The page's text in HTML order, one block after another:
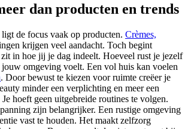
dan producten en trends
de focus vaak op producten. Crèmes,
krijgen veel aandacht. Toch begint
in hoe jij je dag indeelt. Hoeveel rust je jezelf
omgeving voelt. Een vol huis kan voelen
. Door bewust te kiezen voor ruimte creëer je
minder een verplichting en meer een
hoeft geen uitgebreide routines te volgen.
zijn belangrijker. Een rustige omgeving
vast te houden. Het maakt zelfzorg